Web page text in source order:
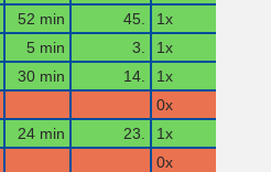
52 min 45.
1x
5 min 3.
1x
30 min 14.
1x
0x
24 min 23.
1x
0x